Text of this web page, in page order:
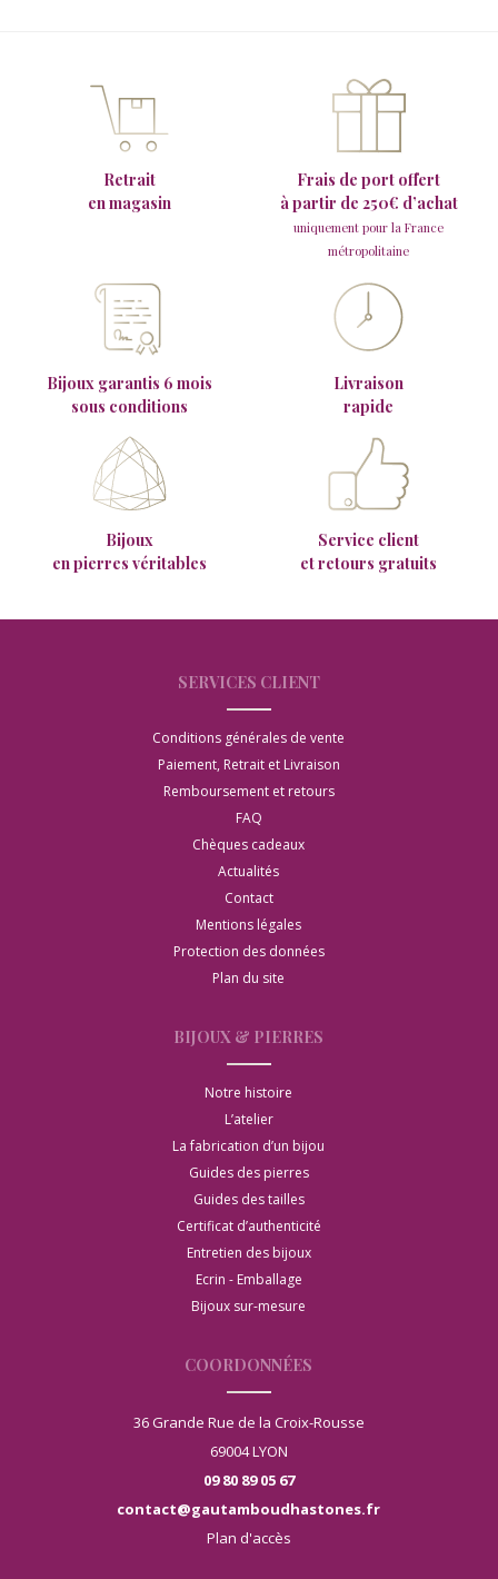
Retrait
en magasin
Frais de port offert
à partir de 250€ d’achat
uniquement pour la France
métropolitaine
Bijoux garantis 6 mois
sous conditions
Livraison
rapide
Bijoux
en pierres véritables
Service client
et retours gratuits
SERVICES CLIENT
Conditions générales de vente
Paiement, Retrait et Livraison
Remboursement et retours
FAQ
Chèques cadeaux
Actualités
Contact
Mentions légales
Protection des données
Plan du site
BIJOUX & PIERRES
Notre histoire
L’atelier
La fabrication d’un bijou
Guides des pierres
Guides des tailles
Certificat d’authenticité
Entretien des bijoux
Ecrin - Emballage
Bijoux sur-mesure
COORDONNÉES
36 Grande Rue de la Croix-Rousse
69004 LYON
09 80 89 05 67
contact@gautamboudhastones.fr
Plan d'accès